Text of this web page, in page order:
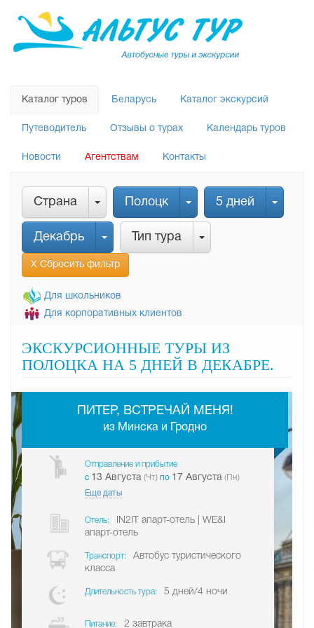
Каталог туров Беларусь Каталог экскурсий
Путеводитель Отзывы о турах Календарь туров
Новости Агентствам Контакты
Страна Полоцк 5 дней
Декабрь Тип тура
Х Сбросить фильтр
Для школьников
Для корпоративных клиентов
ЭКСКУРСИОННЫЕ ТУРЫ ИЗ
ПОЛОЦКА НА 5 ДНЕЙ В ДЕКАБРЕ.
ПИТЕР, ВСТРЕЧАЙ МЕНЯ!
из Минска и Гродно
Отправление и прибытие
c 13 Августа (Чт) по 17 Августа (Пн)
Еще даты
Отель:
IN2IT апарт-отель | WE&I
апарт-отель
Транспорт:
Автобус туристического
класса
Длительность тура: 5 дней/4 ночи
Питание: 2 завтрака
-